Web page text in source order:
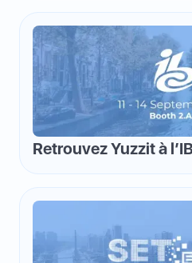
inverser la logique
Retrouvez Yuzzit à